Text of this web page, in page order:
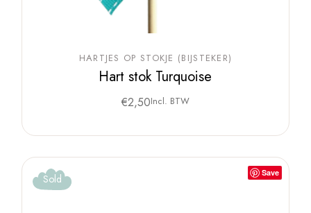
HARTJES OP STOKJE (BIJSTEKER)
Hart stok Turquoise
€2,50Incl. BTW
Save
Sold